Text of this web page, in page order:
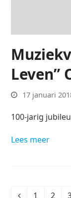
Leven”
17 januari
100-jarig
Lees meer
1 2